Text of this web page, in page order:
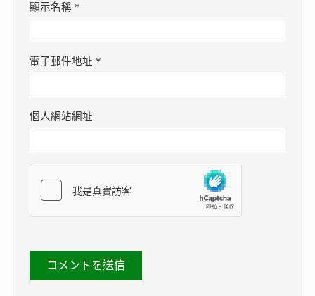
顯示名稱 *
電子郵件地址 *
個人網站網址